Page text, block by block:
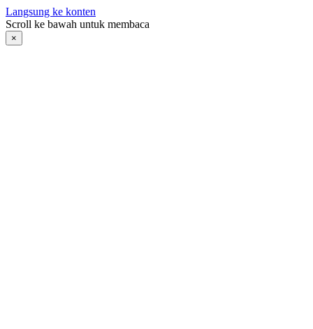
Langsung ke konten
Scroll ke bawah untuk membaca
×